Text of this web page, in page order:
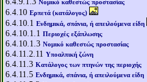
Νομικό καθεστώς προστασίας
6.4.10 Ερπετά (κατάλογος)
6.4.10.1 Ενδημικά, σπάνια, ή απειλούμενα είδη
6.4.10.1.1 Περιοχές εξάπλωσης
6.4.10.1.3 Νομικό καθεστώς προστασίας
6.4.11.2.11 Υποαλπική ζώνη
6.4.11.3 Κατάλογος των πτηνών της περιοχής
6.4.11.5 Ενδημικά, σπάνια, ή απειλούμενα είδη